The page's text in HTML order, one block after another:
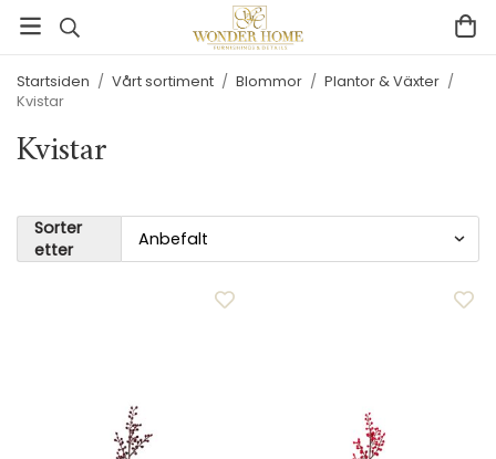
Startsiden / Vårt sortiment / Blommor / Plantor & Växter /
Kvistar
Kvistar
Sorter
etter